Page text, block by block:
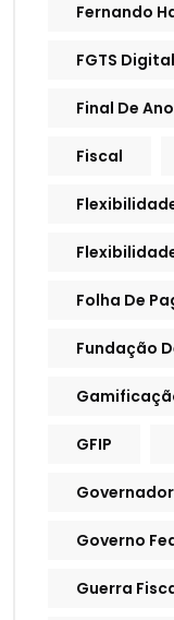
Fernando
FGTS Digital
Final De Ano
Fiscal
Folha De
Fundação
GFIP
Governo
Guerra